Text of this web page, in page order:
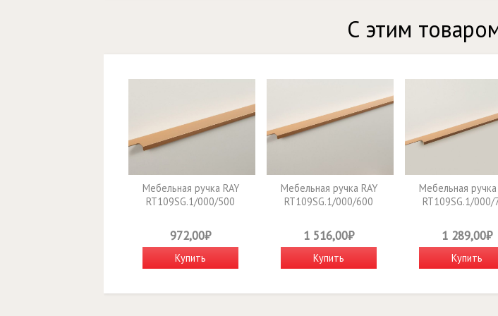
С этим
Мебельная ручка RAY
RT109SG.1/000/500
972,00₽
Купить
Мебельная ручка RAY
RT109SG.1/000/600
1 516,00₽
Купить
Мебельная ручка
RT109SG.1/000/
1 289,00₽
Купить